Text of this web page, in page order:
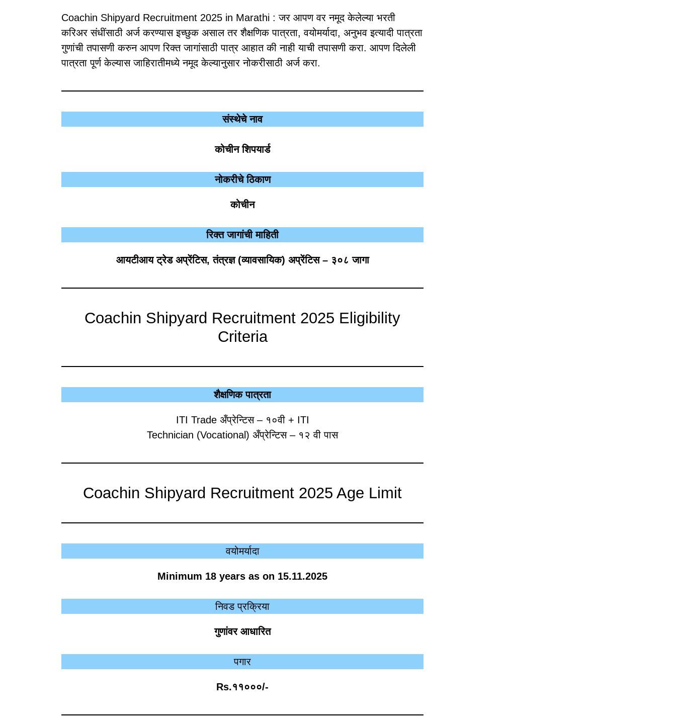
Coachin Shipyard Recruitment 2025 in Marathi : जर आपण वर नमूद केलेल्या भरती
करिअर संधींसाठी अर्ज करण्यास इच्छुक असाल तर शैक्षणिक पात्रता, वयोमर्यादा, अनुभव इत्यादी पात्रता
गुणांची तपासणी करुन आपण रिक्त जागांसाठी पात्र आहात की नाही याची तपासणी करा. आपण दिलेली
पात्रता पूर्ण केल्यास जाहिरातीमध्ये नमूद केल्यानुसार नोकरीसाठी अर्ज करा.
संस्थेचे नाव
कोचीन शिपयार्ड
नोकरीचे ठिकाण
कोचीन
रिक्त जागांची माहिती
आयटीआय ट्रेड अप्रेंटिस, तंत्रज्ञ (व्यावसायिक) अप्रेंटिस – ३०८ जागा
Coachin Shipyard Recruitment 2025 Eligibility
Criteria
शैक्षणिक पात्रता
ITI Trade अँप्रेन्टिस – १०वी + ITI
Technician (Vocational) अँप्रेन्टिस – १२ वी पास
Coachin Shipyard Recruitment 2025 Age Limit
वयोमर्यादा
Minimum 18 years as on 15.11.2025
निवड प्रक्रिया
गुणांवर आधारित
पगार
Rs.११०००/-